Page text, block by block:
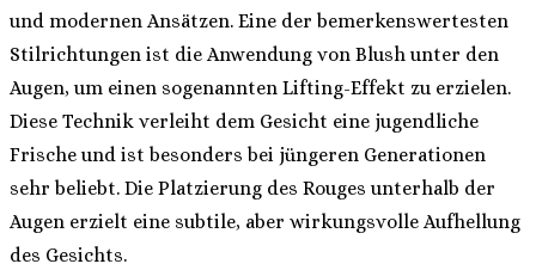
und modernen Ansätzen. Eine der bemerkenswertesten
Stilrichtungen ist die Anwendung von Blush unter den
Augen, um einen sogenannten Lifting-Effekt zu erzielen.
Diese Technik verleiht dem Gesicht eine jugendliche
Frische und ist besonders bei jüngeren Generationen
sehr beliebt. Die Platzierung des Rouges unterhalb der
Augen erzielt eine subtile, aber wirkungsvolle Aufhellung
des Gesichts.